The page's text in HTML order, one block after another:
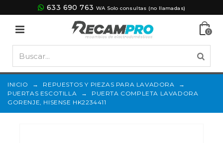
633 690 763 WA Solo consultas (no llamadas)
0
INICIO → REPUESTOS Y PIEZAS PARA LAVADORA
→
PUERTAS ESCOTILLA
→
PUERTA COMPLETA LAVADORA
GORENJE, HISENSE HK2234411